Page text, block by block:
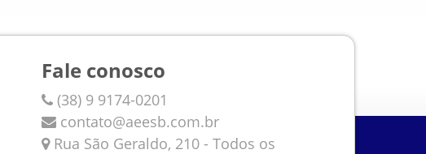
Fale conosco
(38) 9 9174-0201
contato@aeesb.com.br
Rua São Geraldo, 210 - Todos os